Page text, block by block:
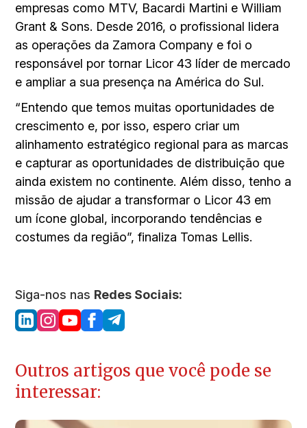
empresas como MTV, Bacardi Martini e William
Grant & Sons. Desde 2016, o profissional lidera
as operações da Zamora Company e foi o
responsável por tornar Licor 43 líder de mercado
e ampliar a sua presença na América do Sul.
“Entendo que temos muitas oportunidades de
crescimento e, por isso, espero criar um
alinhamento estratégico regional para as marcas
e capturar as oportunidades de distribuição que
ainda existem no continente. Além disso, tenho a
missão de ajudar a transformar o Licor 43 em
um ícone global, incorporando tendências e
costumes da região”, finaliza Tomas Lellis.
Siga-nos nas Redes Sociais:
Outros artigos que você pode se
interessar: